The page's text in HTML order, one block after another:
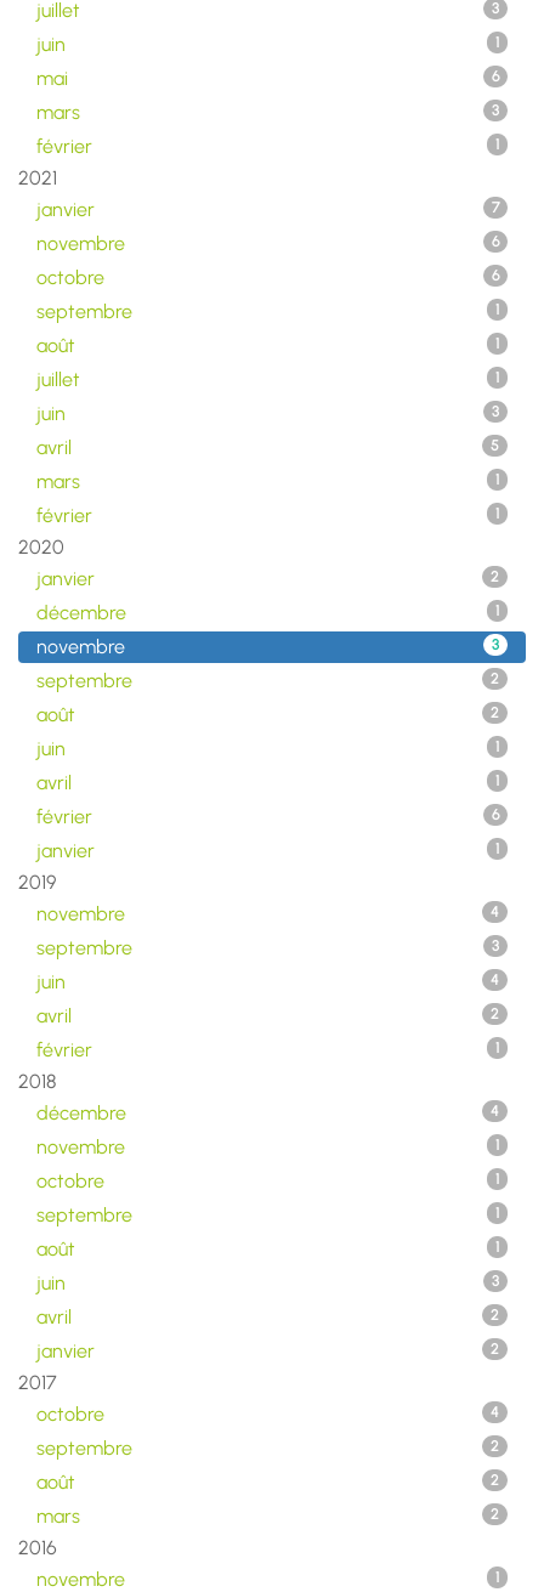
juillet 3
juin 1
mai 6
mars 3
février 1
2021
janvier
7
novembre 6
octobre 6
septembre 1
août 1
juillet 1
juin 3
avril 5
mars 1
février 1
2020
janvier
2
décembre 1
novembre 3
septembre 2
août 2
juin 1
avril 1
février 6
janvier 1
2019
novembre
4
septembre 3
juin 4
avril 2
février 1
2018
décembre
4
novembre 1
octobre 1
septembre 1
août 1
juin 3
avril 2
janvier 2
2017
octobre
4
septembre 2
août 2
mars 2
2016
novembre
1